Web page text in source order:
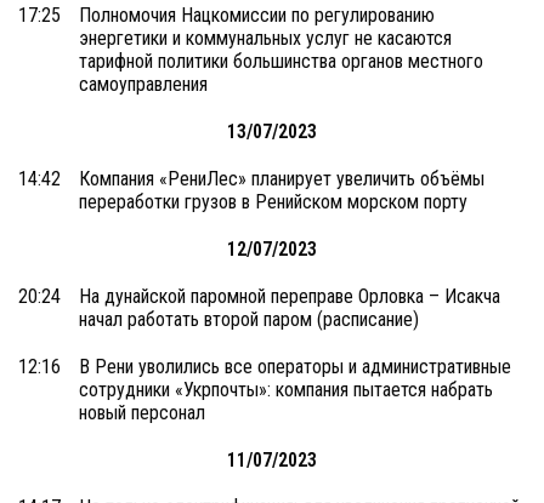
17:25
Полномочия Нацкомиссии по регулированию
энергетики и коммунальных услуг не касаются
тарифной политики большинства органов местного
самоуправления
13/07/2023
14:42
Компания «РениЛес» планирует увеличить объёмы
переработки грузов в Ренийском морском порту
12/07/2023
20:24
На дунайской паромной переправе Орловка – Исакча
начал работать второй паром (расписание)
12:16
В Рени уволились все операторы и административные
сотрудники «Укрпочты»: компания пытается набрать
новый персонал
11/07/2023